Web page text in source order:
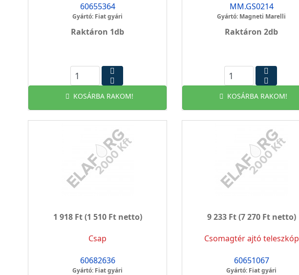
60655364
Gyártó: Fiat gyári
Raktáron 1db
KOSÁRBA RAKOM!
MM.GS0214
Gyártó: Magneti Marelli
Raktáron 2db
KOSÁRBA RAKOM!
1 918 Ft(1 510 Ft netto)
Csap
60682636
Gyártó: Fiat gyári
9 233 Ft(7 270 Ft netto)
Csomagtér ajtó teleszkóp
60651067
Gyártó: Fiat gyári